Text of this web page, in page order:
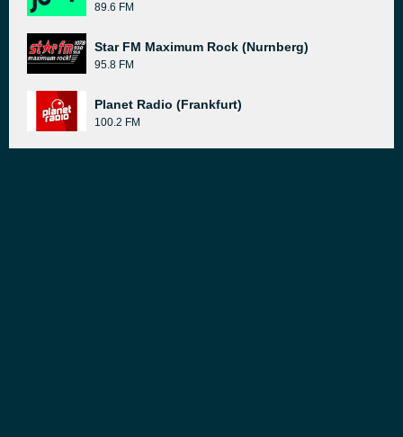
89.6 FM
Star FM Maximum Rock (Nurnberg)
95.8 FM
Planet Radio (Frankfurt)
100.2 FM